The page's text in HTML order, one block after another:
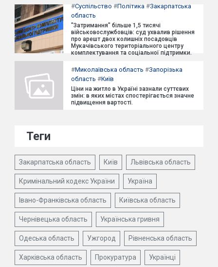
#Суспільство #Політика #Закарпатська
область
"Затримання" більше 1,5 тисячі
військовослужбовців: суд ухвалив рішення
про арешт двох колишніх посадовців
Мукачівського територіального центру
комплектування та соціальної підтримки.
#Миколаївська область #Запорізька
область #Київ
Ціни на житло в Україні зазнали суттєвих
змін: в яких містах спостерігається значне
підвищення вартості.
Теги
Закарпатська область Київ Львівська область
Кримінальний кодекс України Україна
Івано-Франківська область Київська область
Чернівецька область Українська гривня
Одеська область Ужгород Рівненська область
Харківська область Прокуратура Українці